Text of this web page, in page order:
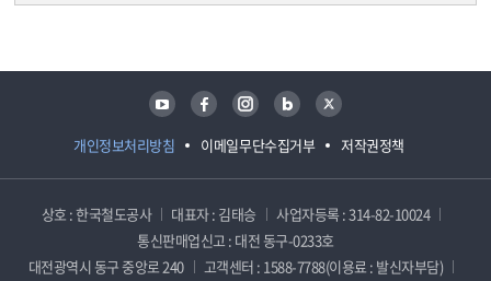
개인정보처리방침 이메일무단수집거부 저작권정책
유튜브 페이스북 인스타그램 블로그 트위터
상호 : 한국철도공사 대표자 : 김태승
사업자등록 : 314-82-10024
통신판매업신고 : 대전 동구-0233호
대전광역시 동구 중앙로 240
고객센터 : 1588-7788(이용료 : 발신자부담)